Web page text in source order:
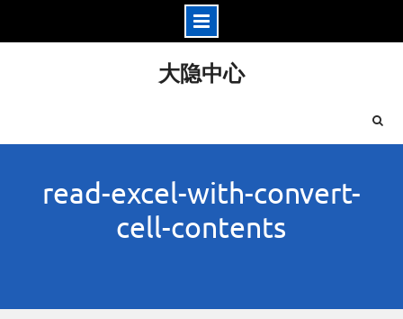
大隐中心
read-excel-with-convert-
cell-contents